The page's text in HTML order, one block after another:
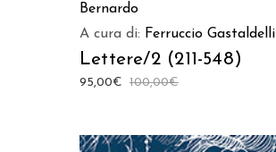
Bernardo
A cura di: Ferruccio Gastaldelli
Lettere/2 (211-548)
100,00€
95,00€